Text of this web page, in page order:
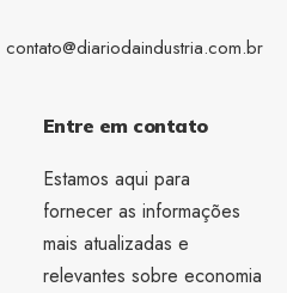
contato@diariodaindustria.com.br
Entre em contato
Estamos aqui para
fornecer as informações
mais atualizadas e
relevantes sobre economia